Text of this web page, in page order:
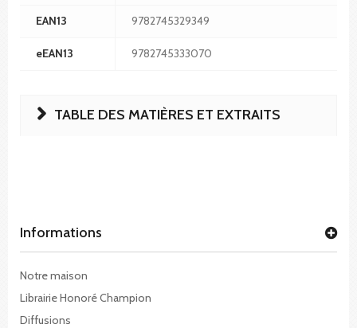
EAN13 9782745329349
eEAN13 9782745333070
TABLE DES MATIÈRES ET EXTRAITS
Informations
Notre maison
Librairie Honoré Champion
Diffusions